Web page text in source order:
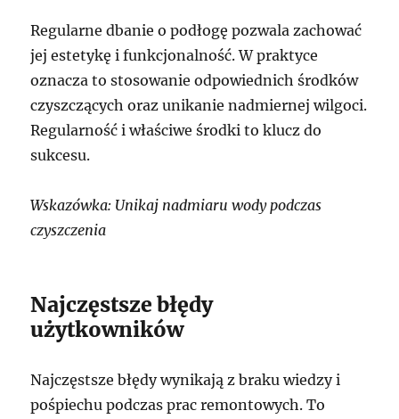
Regularne dbanie o podłogę pozwala zachować
jej estetykę i funkcjonalność. W praktyce
oznacza to stosowanie odpowiednich środków
czyszczących oraz unikanie nadmiernej wilgoci.
Regularność i właściwe środki to klucz do
sukcesu.
Wskazówka: Unikaj nadmiaru wody podczas
czyszczenia
Najczęstsze błędy
użytkowników
Najczęstsze błędy wynikają z braku wiedzy i
pośpiechu podczas prac remontowych. To